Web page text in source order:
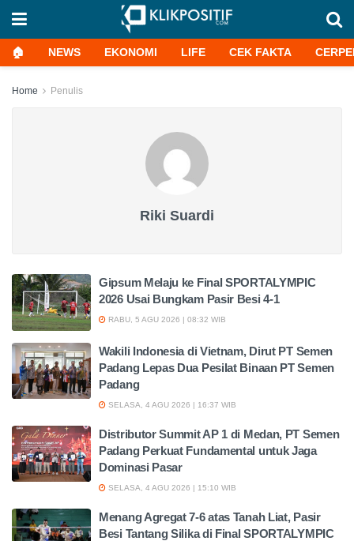
🏠 NEWS EKONOMI LIFE CEK FAKTA
Home Penulis
Riki Suardi
Gipsum Melaju ke Final SPORTALYMPIC
2026 Usai Bungkam Pasir Besi 4-1
RABU, 5 AGU 2026 | 08:32 WIB
Wakili Indonesia di Vietnam, Dirut PT Semen
Padang Lepas Dua Pesilat Binaan PT Semen
Padang
SELASA, 4 AGU 2026 | 16:37 WIB
Distributor Summit AP 1 di Medan, PT Semen
Padang Perkuat Fundamental untuk Jaga
Dominasi Pasar
SELASA, 4 AGU 2026 | 15:10 WIB
Menang Agregat 7-6 atas Tanah Liat, Pasir
Besi Tantang Silika di Final SPORTALYMPIC